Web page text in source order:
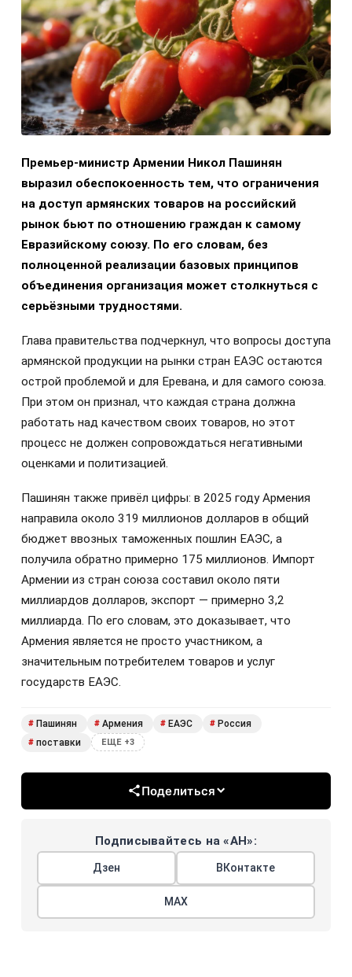
Премьер-министр Армении Никол Пашинян
выразил обеспокоенность тем, что ограничения
на доступ армянских товаров на российский
рынок бьют по отношению граждан к самому
Евразийскому союзу. По его словам, без
полноценной реализации базовых принципов
объединения организация может столкнуться с
серьёзными трудностями.
Глава правительства подчеркнул, что вопросы доступа
армянской продукции на рынки стран ЕАЭС остаются
острой проблемой и для Еревана, и для самого союза.
При этом он признал, что каждая страна должна
работать над качеством своих товаров, но этот
процесс не должен сопровождаться негативными
оценками и политизацией.
Пашинян также привёл цифры: в 2025 году Армения
направила около 319 миллионов долларов в общий
бюджет ввозных таможенных пошлин ЕАЭС, а
получила обратно примерно 175 миллионов. Импорт
Армении из стран союза составил около пяти
миллиардов долларов, экспорт — примерно 3,2
миллиарда. По его словам, это доказывает, что
Армения является не просто участником, а
значительным потребителем товаров и услуг
государств ЕАЭС.
# Пашинян # Армения # ЕАЭС # Россия
# поставки ЕЩЕ +3
Поделиться
Подписывайтесь на «АН»:
Дзен ВКонтакте
МАХ